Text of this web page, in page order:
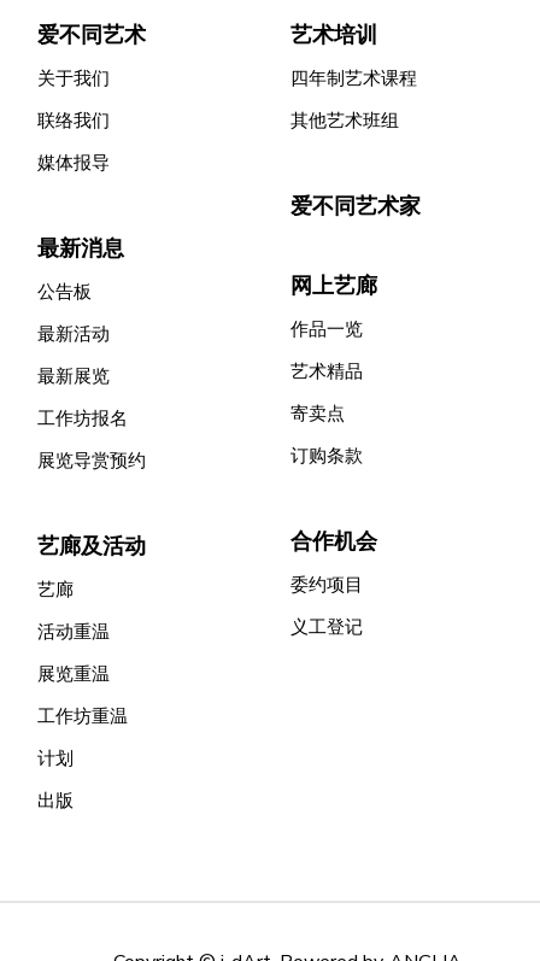
爱不同艺术
关于我们
联络我们
媒体报导
最新消息
公告板
最新活动
最新展览
工作坊报名
展览导赏预约
艺廊及活动
艺廊
活动重温
展览重温
工作坊重温
计划
出版
艺术培训
四年制艺术课程
其他艺术班组
爱不同艺术家
网上艺廊
作品一览
艺术精品
寄卖点
订购条款
合作机会
委约项目
义工登记